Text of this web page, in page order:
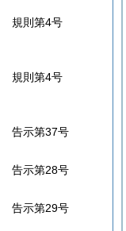
規則第4号
規則第4号
告示第37号
告示第28号
告示第29号